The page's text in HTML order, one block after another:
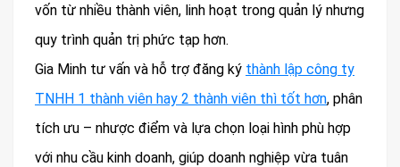
vốn từ nhiều thành viên, linh hoạt trong quản lý nhưng
quy trình quản trị phức tạp hơn.
Gia Minh tư vấn và hỗ trợ đăng ký thành lập công ty
TNHH 1 thành viên hay 2 thành viên thì tốt hơn, phân
tích ưu – nhược điểm và lựa chọn loại hình phù hợp
với nhu cầu kinh doanh, giúp doanh nghiệp vừa tuân